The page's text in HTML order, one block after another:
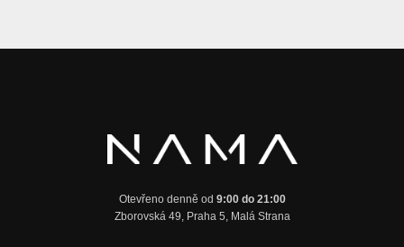
Otevřeno denně od 9:00 do 21:00
Zborovská 49, Praha 5, Malá Strana